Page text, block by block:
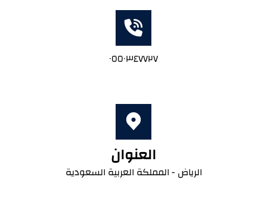
٠٥٥٠٣٤٧٧٢٧
العنوان
الرياض - المملكة العربية السعودية